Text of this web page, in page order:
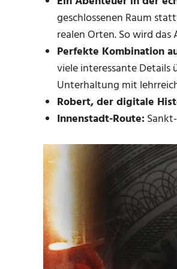
geschlossenen Raum
realen Orten. So wird
Perfekte Kombination
viele interessante Details
Unterhaltung mit
Robert, der digitale
Innenstadt-Route: